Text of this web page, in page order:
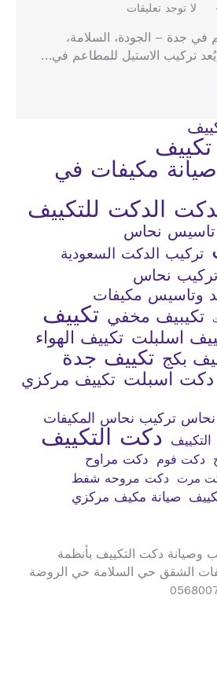
لا توجد تعليقات
جدة – الجودة، السلامة،
يُعد تركيب الاستيل للمطاعم في…
مكيفات في
الدكت للتكييف
تاسيس نحاس
تركيب الدكت السعودية
تركيب نحاس
وتاسيس مكيفات
تكيبيف مخفي تكييف
اسلبلت تكييف الهواء
بكج تكييف جدة
دكت اسبلت تكييف مركزي
تركيب نحاس المكيفات
دكت التكييف
دكت فوم
دكت مراوح
مرت دكت مروحه شفط
صيانة مكيف مركزي
وصيانة دكت التكييف بأنظمة
الشقق حي السلامة حي الروضة